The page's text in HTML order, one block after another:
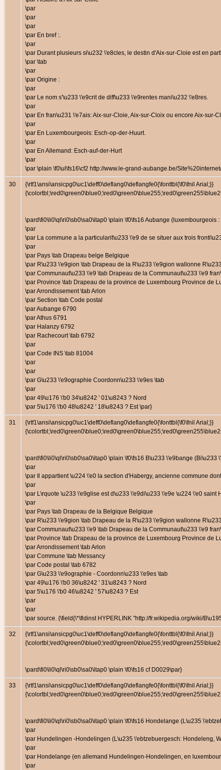
\par
\par
\par
\par En bref :.
\par
\par Durant plusieurs si\u232 \'e8cles, le destin d'Aix-sur-Cloie est en
\par \tab
\par
\par Origine :
\par
\par Le nom s'\u233 \'e9crit de diff\u233 \'e9rentes mani\u232 \'e8res.
\par
\par En fran\u231 \'e7ais: Aix-sur-Cloie, Aix-sur-Cloix ou encore Aix-sur-
\par
\par En Luxembourgeois: Esch-op-der-Huurt.
\par
\par En Allemand: Esch-auf-der-Hurt
\par
\par \plain \f0\ul\fs16\cf2 http://www.le-grand-aubange.be/
30
{\rtf1\ansi\ansicpg0\uc1\deff0\deflang0\deflangfe0{\fonttbl{\f0\fnil Arial;}}
\pard\fi0\li0\ql\ri0\sb0\sa0\itap0 \plain \f0\fs16 Aubange
\par
\par La commune a la particularit\u233 \'e9 de se situer aux trois
\par
\par Pays \tab Drapeau belge Belgique
\par R\u233 \'e9gion \tab Drapeau de la R\u233 \'e9gion wallonne
\par Communaut\u233 \'e9 \tab Drapeau de la Communaut\u233 \'e9
\par Province \tab Drapeau de la province de Luxembourg Province de
\par Arrondissement \tab Arlon
\par Section \tab Code postal
\par Aubange 6790
\par Athus 6791
\par Halanzy 6792
\par Rachecourt \tab 6792
\par
\par Code INS \tab 81004
\par
\par
\par G\u233 \'e9ographie Coordonn\u233 \'e9es \tab
\par
\par 49\u176 \'b0 34\u8242 ' 01\u8243 ? Nord
\par 5\u176 \'b0 48\u8242 ' 18\u8243 ? Est \par}
31
{\rtf1\ansi\ansicpg0\uc1\deff0\deflang0\deflangfe0{\fonttbl{\f0\fnil Arial;}}
\pard\fi0\li0\ql\ri0\sb0\sa0\itap0 \plain \f0\fs16 B\u233 \'e9bange
\par
\par Il appartient \u224 \'e0 la section d'Habergy, ancienne commune
\par
\par L\rquote \u233 \'e9glise est d\u233 \'e9di\u233 \'e9e \u224 \'e0 saint
\par
\par Pays \tab Drapeau de la Belgique Belgique
\par R\u233 \'e9gion \tab Drapeau de la R\u233 \'e9gion wallonne
\par Communaut\u233 \'e9 \tab Drapeau de la Communaut\u233 \'e9
\par Province \tab Drapeau de la province de Luxembourg Province de
\par Arrondissement \tab Arlon
\par Commune \tab Messancy
\par Code postal \tab 6782
\par G\u233 \'e9ographie - Coordonn\u233 \'e9es \tab
\par 49\u176 \'b0 36\u8242 ' 31\u8243 ? Nord
\par 5\u176 \'b0 46\u8242 ' 57\u8243 ? Est
\par
\par
\par source. {\field{\*\fldinst HYPERLINK "http://fr.wikipedia.org/wiki/
32
{\rtf1\ansi\ansicpg0\uc1\deff0\deflang0\deflangfe0{\fonttbl{\f0\fnil Arial;}}
\pard\fi0\li0\ql\ri0\sb0\sa0\itap0 \plain \f0\fs16 cf D0029\par}
33
{\rtf1\ansi\ansicpg0\uc1\deff0\deflang0\deflangfe0{\fonttbl{\f0\fnil Arial;}}
\pard\fi0\li0\ql\ri0\sb0\sa0\itap0 \plain \f0\fs16 Hondelange (L\u235
\par
\par Hundelingen -Hondelingen (L\u235 \'ebtzebuergesch: Hondeleng,
\par
\par Hondelange (en allemand Hundelingen-Hondelingen, en
\par